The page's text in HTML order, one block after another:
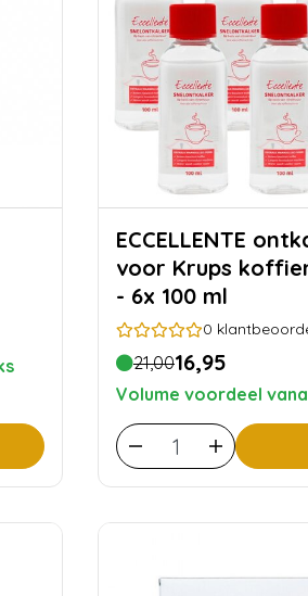
ECCELLENTE ontkalker
voor Krups
- 6x 100 ml
0
21,0016,95
Volume voordeel